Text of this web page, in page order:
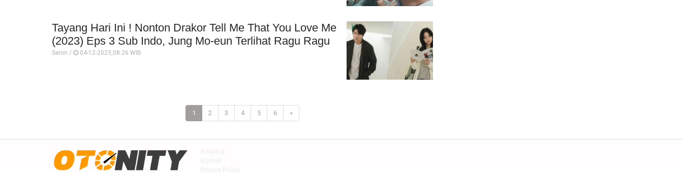
Tayang Hari Ini ! Nonton Drakor Tell Me That You Love Me
(2023) Eps 3 Sub Indo, Jung Mo-eun Terlihat Ragu Ragu
Senin / 04-12-2023,08:26 WIB
1 2 3 4 5 6 »